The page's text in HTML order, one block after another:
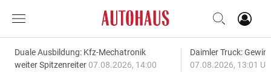
Duale Ausbildung: Kfz-Mechatronik
weiter Spitzenreiter 07.08.2026, 14:00
Daimler Truck:
07.08.2026, 13:01